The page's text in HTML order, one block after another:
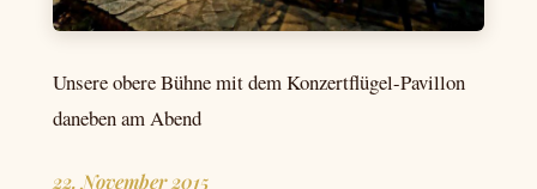
Unsere obere Bühne mit dem Konzertflügel-Pavillon
daneben am Abend
22. November 2015